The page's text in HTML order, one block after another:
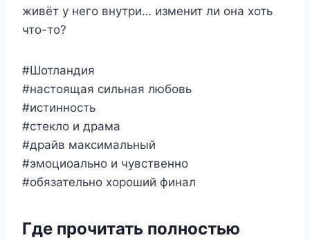
живёт у него внутри… изменит ли она хоть
что-то?
#Шотландия
#настоящая сильная любовь
#истинность
#стекло и драма
#драйв максимальный
#эмоциоально и чувственно
#обязательно хороший финал
Где прочитать полностью